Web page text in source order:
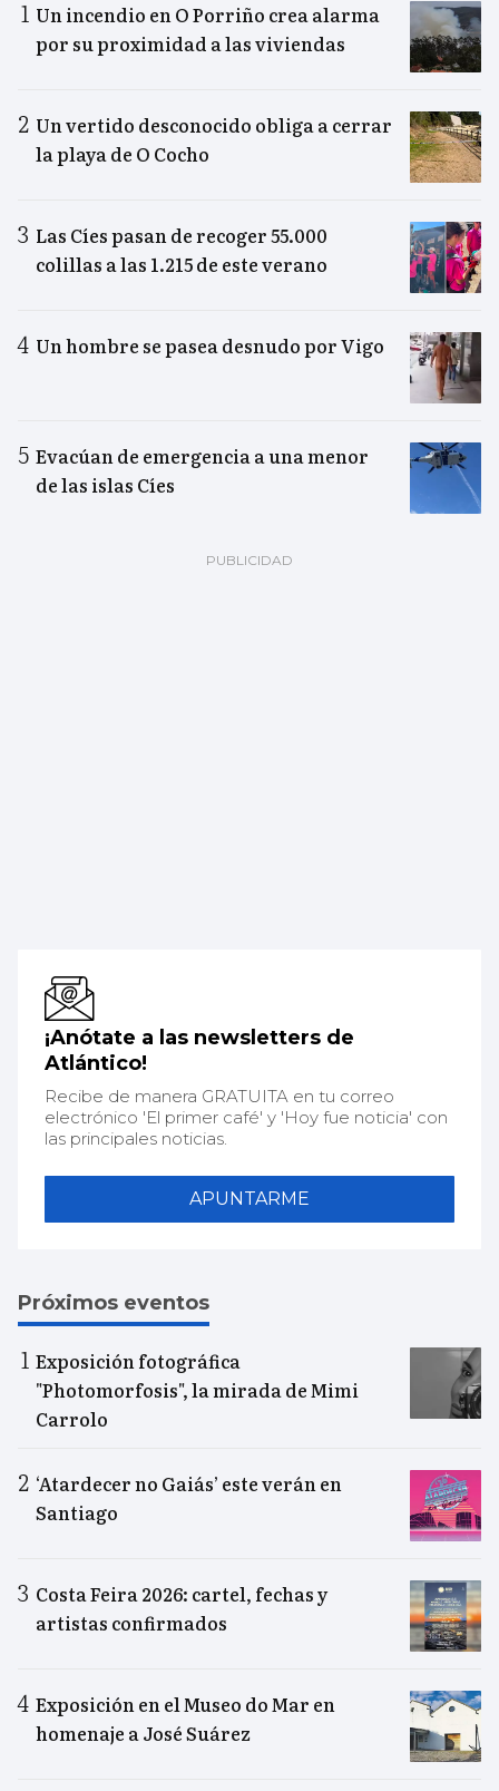
Un incendio en O Porriño crea alarma
por su proximidad a las viviendas
Un vertido desconocido obliga a cerrar
la playa de O Cocho
Las Cíes pasan de recoger 55.000
colillas a las 1.215 de este verano
Un hombre se pasea desnudo por Vigo
Evacúan de emergencia a una menor
de las islas Cíes
¡Anótate a las newsletters de
Atlántico!
Recibe de manera GRATUITA en tu correo
electrónico 'El primer café' y 'Hoy fue noticia' con
las principales noticias.
APUNTARME
Próximos eventos
Exposición fotográfica
"Photomorfosis", la mirada de Mimi
Carrolo
‘Atardecer no Gaiás’ este verán en
Santiago
Costa Feira 2026: cartel, fechas y
artistas confirmados
Exposición en el Museo do Mar en
homenaje a José Suárez